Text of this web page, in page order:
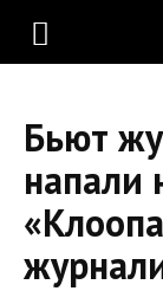
KLOOP.KG
Новости
Бьют
напали